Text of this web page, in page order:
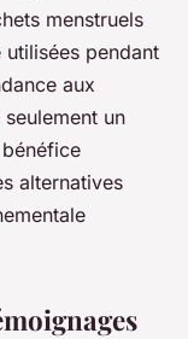
menstruels
pendant
aux
un
alternatives